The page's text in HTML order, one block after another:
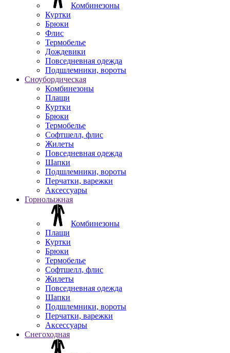
Комбинезоны
Куртки
Брюки
Флис
Термобелье
Дождевики
Повседневная одежда
Подшлемники, вороты
Сноубордическая
Комбинезоны
Плащи
Куртки
Брюки
Термобелье
Софтшелл, флис
Жилеты
Повседневная одежда
Шапки
Подшлемники, вороты
Перчатки, варежки
Аксессуары
Горнолыжная
Комбинезоны
Плащи
Куртки
Брюки
Термобелье
Софтшелл, флис
Жилеты
Повседневная одежда
Шапки
Подшлемники, вороты
Перчатки, варежки
Аксессуары
Снегоходная